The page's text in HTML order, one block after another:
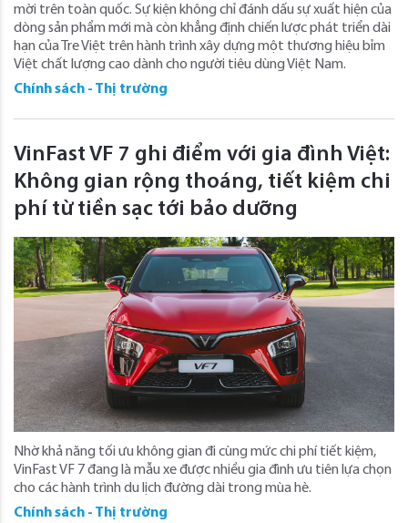
mời trên toàn quốc. Sự kiện không chỉ đánh dấu sự xuất hiện của
dòng sản phẩm mới mà còn khẳng định chiến lược phát triển dài
hạn của Tre Việt trên hành trình xây dựng một thương hiệu bỉm
Việt chất lượng cao dành cho người tiêu dùng Việt Nam.
Chính sách - Thị trường
VinFast VF 7 ghi điểm với gia đình Việt:
Không gian rộng thoáng, tiết kiệm chi
phí từ tiền sạc tới bảo dưỡng
Nhờ khả năng tối ưu không gian đi cùng mức chi phí tiết kiệm,
VinFast VF 7 đang là mẫu xe được nhiều gia đình ưu tiên lựa chọn
cho các hành trình du lịch đường dài trong mùa hè.
Chính sách - Thị trường